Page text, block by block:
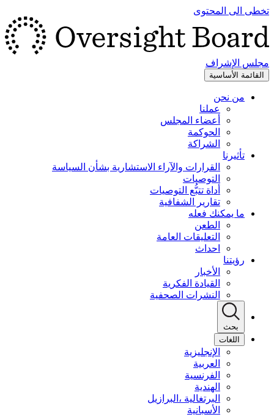
تخطى الى المحتوى
مجلس الإشراف
القائمة الأساسية
من نحن
عملنا
أعضاء المجلس
الحوكمة
الشراكة
تأثيرنا
القرارات والآراء الاستشارية بشأن السياسة
التوصيات
أداة تتبُّع التوصيات
تقارير الشفافية
ما يمكنك فعله
الطعن
التعليقات العامة
احداث
رؤيتنا
الأخبار
القيادة الفكرية
النشرات الصحفية
بحث
اللغات
الإنجليزية
العربية
الفرنسية
الهندية
البرتغالية ،البرازيل
الأسبانية